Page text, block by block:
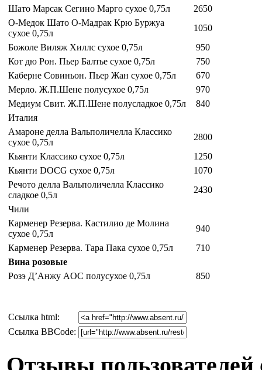
Шато Марсак Сегино Марго сухое 0,75л
2650
О-Медок Шато О-Мадрак Крю Буржуа
сухое 0,75л
1050
Божоле Виляж Хиллс сухое 0,75л
950
Кот дю Рон. Пьер Балтье сухое 0,75л
750
Каберне Совиньон. Пьер Жан сухое 0,75л
670
Мерло. Ж.П.Шене полусухое 0,75л
970
Медиум Свит. Ж.П.Шене полусладкое 0,75л
840
Италия
Амароне делла Вальполичелла Классико
сухое 0,75л
2800
Кьянти Классико сухое 0,75л
1250
Кьянти DOCG сухое 0,75л
1070
Речото делла Вальполичелла Классико
сладкое 0,5л
2430
Чили
Карменер Резерва. Кастилио де Молина
сухое 0,75л
940
Карменер Резерва. Тара Пака сухое 0,75л
710
Вина розовые
Розэ Д’Анжу AOC полусухое 0,75л
850
Cсылка html:
Ссылка BBCode:
Отзывы пользователей